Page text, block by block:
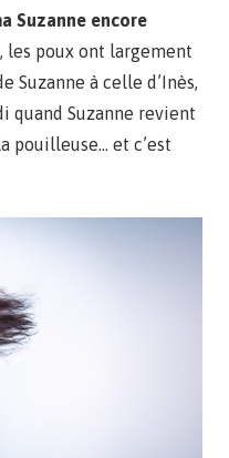
Suzanne encore
les poux ont largement
Suzanne à celle d’Inès,
quand Suzanne revient
pouilleuse… et c’est